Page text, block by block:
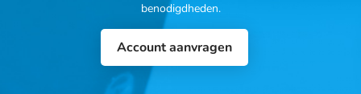
benodigdheden.
Account aanvragen